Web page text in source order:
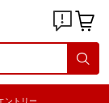
ントリー